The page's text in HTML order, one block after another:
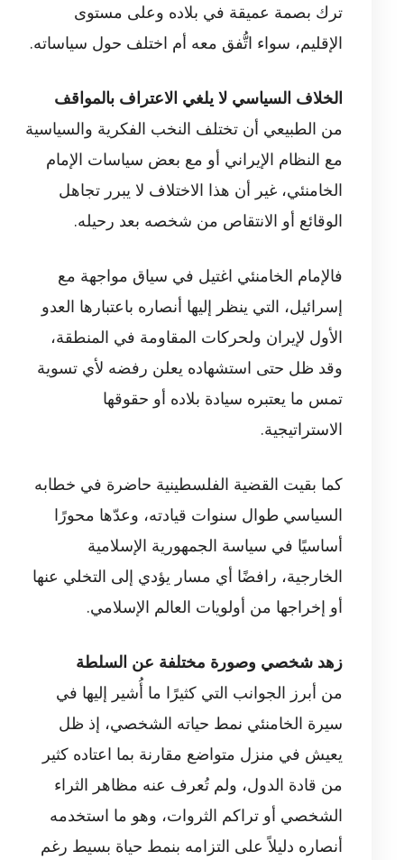
ترك بصمة عميقة في بلاده وعلى مستوى
الإقليم، سواء اتُّفق معه أم اختلف حول سياساته.
الخلاف السياسي لا يلغي الاعتراف بالمواقف
من الطبيعي أن تختلف النخب الفكرية والسياسية
مع النظام الإيراني أو مع بعض سياسات الإمام
الخامنئي، غير أن هذا الاختلاف لا يبرر تجاهل
الوقائع أو الانتقاص من شخصه بعد رحيله.
فالإمام الخامنئي اغتيل في سياق مواجهة مع
إسرائيل، التي ينظر إليها أنصاره باعتبارها العدو
الأول لإيران ولحركات المقاومة في المنطقة،
وقد ظل حتى استشهاده يعلن رفضه لأي تسوية
تمس ما يعتبره سيادة بلاده أو حقوقها
الاستراتيجية.
كما بقيت القضية الفلسطينية حاضرة في خطابه
السياسي طوال سنوات قيادته، وعدّها محورًا
أساسيًا في سياسة الجمهورية الإسلامية
الخارجية، رافضًا أي مسار يؤدي إلى التخلي عنها
أو إخراجها من أولويات العالم الإسلامي.
زهد شخصي وصورة مختلفة عن السلطة
من أبرز الجوانب التي كثيرًا ما أُشير إليها في
سيرة الخامنئي نمط حياته الشخصي، إذ ظل
يعيش في منزل متواضع مقارنة بما اعتاده كثير
من قادة الدول، ولم تُعرف عنه مظاهر الثراء
الشخصي أو تراكم الثروات، وهو ما استخدمه
أنصاره دليلاً على التزامه بنمط حياة بسيط رغم